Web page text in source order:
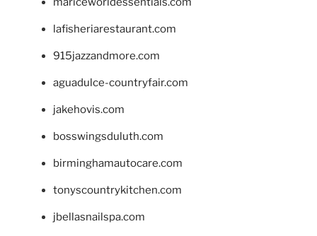
lafisheriarestaurant.com
915jazzandmore.com
aguadulce-countryfair.com
jakehovis.com
bosswingsduluth.com
birminghamautocare.com
tonyscountrykitchen.com
jbellasnailspa.com